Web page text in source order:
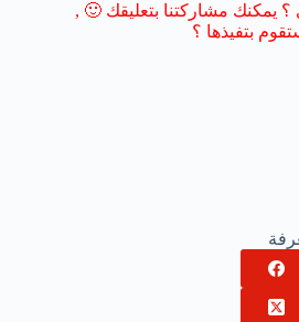
؟ يمكنك مشاركتنا بتعليقك 🙂 ,
بتفيذها ؟